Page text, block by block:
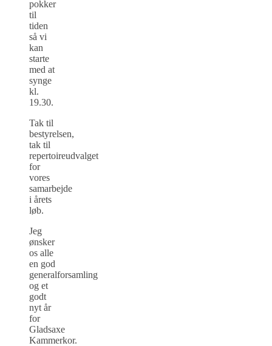
pokker
til
tiden
så vi
kan
starte
med at
synge
kl.
19.30.
Tak til
bestyrelsen,
tak til
repertoireudvalget
for
vores
samarbejde
i årets
løb.
Jeg
ønsker
os alle
en god
generalforsamling
og et
godt
nyt år
for
Gladsaxe
Kammerkor.